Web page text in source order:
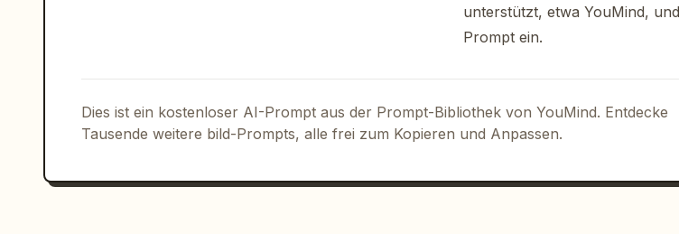
unterstützt, etwa YouMind,
Prompt ein.
Dies ist ein kostenloser AI-Prompt aus der Prompt-Bibliothek von YouMind. Entdecke
Tausende weitere bild-Prompts, alle frei zum Kopieren und Anpassen.